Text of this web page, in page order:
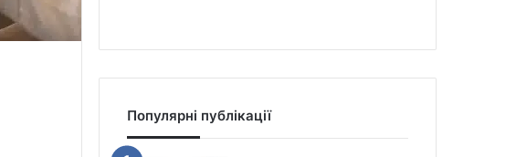
Популярні публікації